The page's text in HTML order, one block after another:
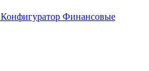
Конфигуратор Финансовые